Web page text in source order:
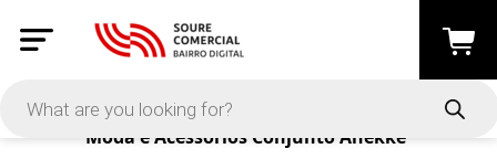
Products
Moda e Acessórios Conjunto Anekke